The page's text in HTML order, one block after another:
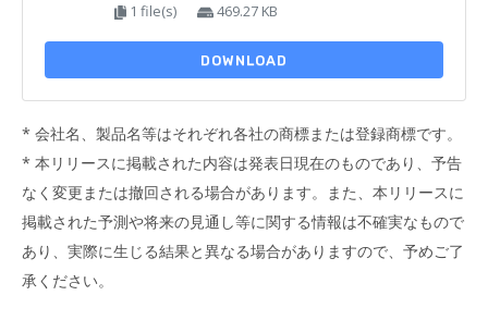
1 file(s) 469.27 KB
DOWNLOAD
* 会社名、製品名等はそれぞれ各社の商標または登録商標です。
* 本リリースに掲載された内容は発表日現在のものであり、予告
なく変更または撤回される場合があります。また、本リリースに
掲載された予測や将来の見通し等に関する情報は不確実なもので
あり、実際に生じる結果と異なる場合がありますので、予めご了
承ください。